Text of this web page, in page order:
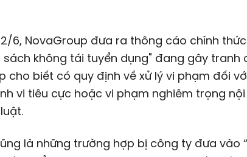
6, NovaGroup đưa ra thông cáo chính
sách không tái tuyển dụng" đang gây tranh
cho biết có quy định về xử lý vi phạm đối
vi tiêu cực hoặc vi phạm nghiêm trọng
là những trường hợp bị công ty đưa vào